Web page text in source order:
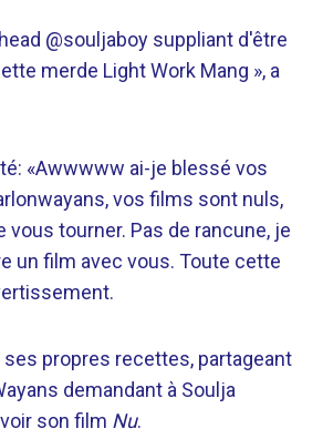
@souljaboy suppliant d'être
merde Light Work Mang », a
«Awwwww ai-je blessé vos
vos films sont nuls,
vous tourner. Pas de rancune, je
un film avec vous. Toute cette
ses propres recettes, partageant
demandant à Soulja
son film Nu.